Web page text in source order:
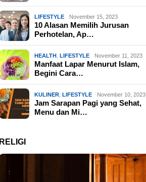
LIFESTYLE November 15, 2023
10 Alasan Memilih Jurusan
Perhotelan, Ap…
HEALTH ,LIFESTYLE November 11, 2023
Manfaat Lapar Menurut Islam,
Begini Cara…
KULINER ,LIFESTYLE November 10, 2023
Jam Sarapan Pagi yang Sehat,
Menu dan Mi…
RELIGI